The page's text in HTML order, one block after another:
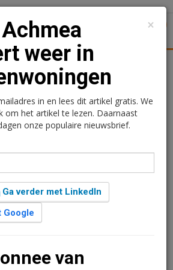
weer in
2 minuten leestijd
& Finance heeft de investeringen in
weer hervat. Vorig jaar staakte
gewijzigd en meer recht doen aan de
beleggers, adviseert Syntrus Achmea
×
weer in
in en lees dit artikel gratis. We
om het artikel te lezen. Daarnaast
onze populaire nieuwsbrief.
Ga verder met LinkedIn
Google
van